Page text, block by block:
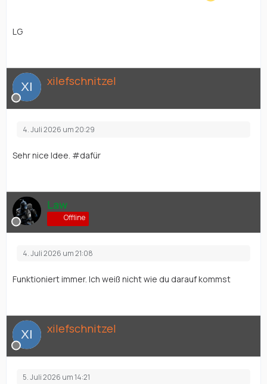
LG
xilefschnitzel
4. Juli 2026 um 20:29
Sehr nice Idee. #dafür
Law
Offline
4. Juli 2026 um 21:08
Funktioniert immer. Ich weiß nicht wie du darauf kommst
xilefschnitzel
5. Juli 2026 um 14:21